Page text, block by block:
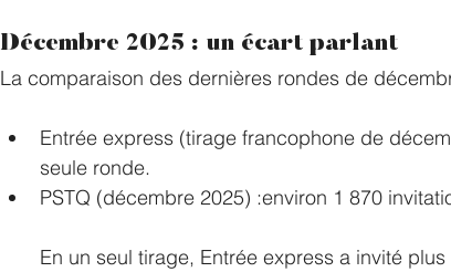
Décembre 2025 : un écart parlant
La comparaison des dernières rondes de
Entrée express (tirage francophone de
seule ronde.
PSTQ (décembre 2025) :environ 1 870
En un seul tirage, Entrée express a invité